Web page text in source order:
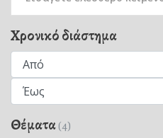
Χρονικό διάστημα
Θέματα(4)